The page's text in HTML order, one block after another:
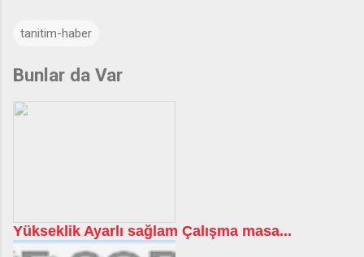
tanitim-haber
Bunlar da Var
Yükseklik Ayarlı sağlam Çalışma masa...